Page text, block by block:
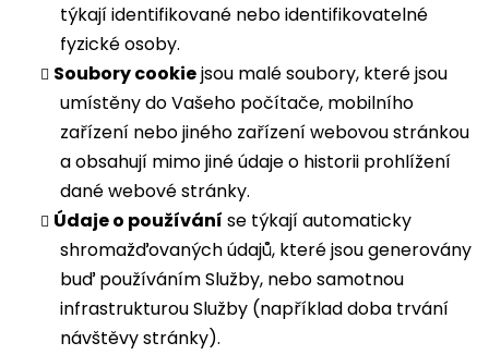
týkají identifikované nebo identifikovatelné
fyzické osoby.
Soubory cookiejsou malé soubory, které jsou
umístěny do Vašeho počítače, mobilního
zařízení nebo jiného zařízení webovou stránkou
a obsahují mimo jiné údaje o historii prohlížení
dané webové stránky.
Údaje o používání se týkají automaticky
shromažďovaných údajů, které jsou generovány
buď používáním Služby, nebo samotnou
infrastrukturou Služby (například doba trvání
návštěvy stránky).